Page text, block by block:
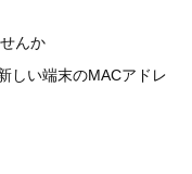
んか
しい端末のMACアドレ